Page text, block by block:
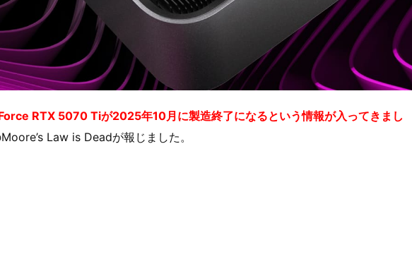
RTX 5070 Tiが2025年10月に製造終了になるという情報が入ってきまし
Law is Deadが報じました。